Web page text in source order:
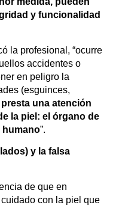
y funcionalidad
la profesional, “ocurre
accidentes o
en peligro la
(esguinces,
una atención
la piel: el órgano de
humano”.
y la falsa
de que en
con la piel que